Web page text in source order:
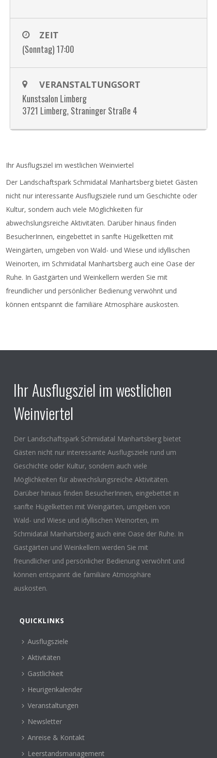
ZEIT
(Sonntag) 17:00
VERANSTALTUNGSORT
Kunstsalon Limberg
3721 Limberg, Straninger Straße 4
Ihr Ausflugsziel im westlichen Weinviertel
Der Landschaftspark Schmidatal Manhartsberg bietet Gästen
nicht nur interessante Ausflugsziele rund um Geschichte oder
Kultur, sondern auch viele Möglichkeiten für
abwechslungsreiche Aktivitäten. Darüber hinaus finden
BesucherInnen, eingebettet in sanfte Hügelketten mit
Weingärten, umgeben von Wald- und Wiese und idyllischen
Weinorten, im Schmidatal Manhartsberg auch eine Oase der
Ruhe. In Gastgärten und Weinkellern werden Sie mit
freundlicher und persönlicher Bedienung verwöhnt und
können entspannt die familiäre Atmosphäre auskosten.
Ihr Ausflugsziel im westlichen
Weinviertel
Der Landschaftspark Schmidatal Manhartsberg bietet
Gästen nicht nur interessante Ausflugsziele rund um
Geschichte oder Kultur, sondern auch viele
Möglichkeiten für abwechslungsreiche Aktivitäten.
Darüber hinaus finden BesucherInnen, eingebettet in
sanfte Hügelketten mit Weingärten, umgeben von
Wald- und Wiese und idyllischen Weinorten, im
Schmidatal Manhartsberg auch eine Oase der Ruhe. In
Gastgärten und Weinkellern werden Sie mit
freundlicher und persönlicher Bedienung verwöhnt und
können entspannt die familiäre Atmosphäre
auskosten.
QUICKLINKS
Ausflugsziele
Aktivitäten
Gastlichkeit
Heurigenkalender
Veranstaltungen
Newsletter
Anreise & Kontakt
Leerstandsmanagement